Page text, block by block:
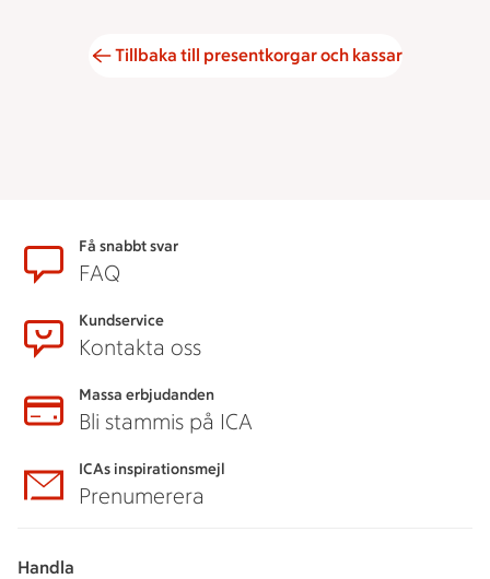
Tillbaka till presentkorgar och kassar
SidfotFå snabbt svar
FAQ
Kundservice
Kontakta oss
Massa erbjudanden
Bli stammis på ICA
ICAs inspirationsmejl
Prenumerera
Handla